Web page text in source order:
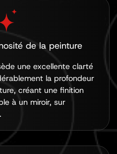
de la peinture
une excellente clarté
la profondeur
créant une finition
à un miroir, sur